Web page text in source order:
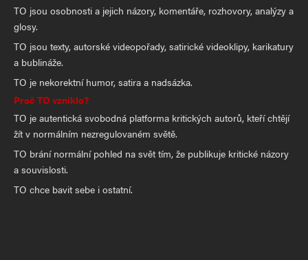
TO jsou osobnosti a jejich názory, komentáře, rozhovory, analýzy a
glosy.
TO jsou texty, autorské videopořady, satirické videoklipy, karikatury
a bublináže.
TO je nekorektní humor, satira a nadsázka.
Proč TO vzniklo?
TO je autentická svobodná platforma kritických autorů, kteří chtějí
žít v normálním nezregulovaném světě.
TO brání normální pohled na svět tím, že publikuje kritické názory
a souvislosti.
TO chce bavit sebe i ostatní.